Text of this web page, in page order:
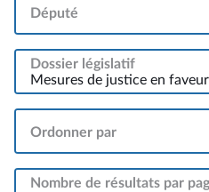
Député
Dossier législatif
Ordonner par
Nombre de résultats par